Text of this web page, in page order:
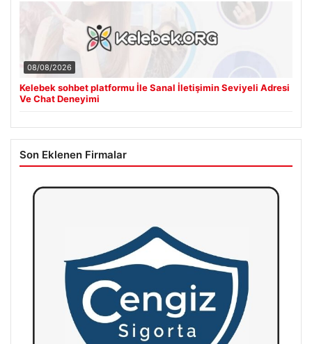
08/08/2026
Kelebek sohbet platformu İle Sanal İletişimin Seviyeli Adresi
Ve Chat Deneyimi
Son Eklenen Firmalar